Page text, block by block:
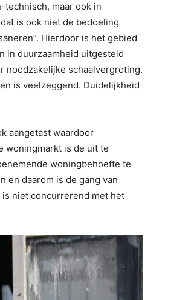
maar ook in
is ook niet de bedoeling
Hierdoor is het gebied
in duurzaamheid uitgesteld
noodzakelijke schaalvergroting.
is veelzeggend. Duidelijkheid
aangetast waardoor
woningmarkt is de uit te
woningbehoefte te
en daarom is de gang van
niet concurrerend met het